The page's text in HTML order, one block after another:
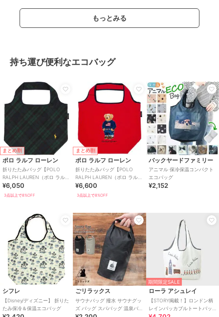
もっとみる
持ち運び便利なエコバッグ
まとめ割
ポロ ラルフ ローレン
折りたたみバッグ【POLO
RALPH LAUREN（ポロ ラルフ
ローレン）】
¥6,050
3点以上で8%OFF
まとめ割
ポロ ラルフ ローレン
折りたたみバッグ【POLO
RALPH LAUREN（ポロ ラルフ
ローレン）】
¥6,600
3点以上で8%OFF
バックヤードファミリー
アニマル 保冷保温コンパクト
エコバッグ
¥2,152
シフレ
【Disney/ディズニー】 折りた
たみ保冷＆保温エコバッグ
ごリラックス
サウナバッグ 撥水 サウナグッ
ズ バッグ スパバッグ 温泉バッ
グ サウナ ポーチ コンパクト
期間限定SALE
ローラ アシュレイ
【STORY掲載！】ロンドン柄
レインパッカブルトートバッ
グ